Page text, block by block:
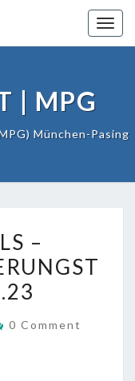
| MPG
München-Pasing
–
COMMENTS
0 Comment